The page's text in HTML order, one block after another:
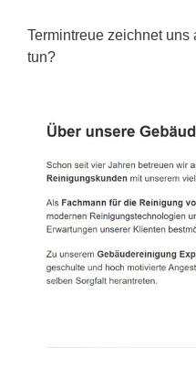
Termintreue zeichnet uns
tun?